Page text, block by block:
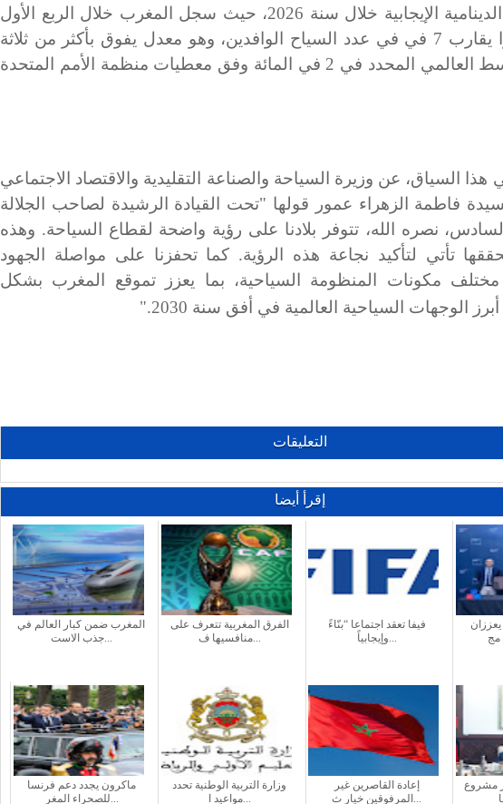
وتتواصل هذه الدينامية الإيجابية خلال سنة 2026، حيث سجل المغرب خلال الربع الأول
من السنة نموا يقارب 7 في في عدد السياح الوافدين، وهو معدل يفوق بأكثر من ثلاثة
أضعاف المتوسط العالمي المحدد في 2 في المائة وفق معطيات منظمة الأمم المتحدة
هذا السياق، عن وزيرة السياحة والصناعة التقليدية والاقتصاد الاجتماعي
فاطمة الزهراء عمور قولها "تحت القيادة الرشيدة لصاحب الجلالة
نصره الله، تتوفر بلادنا على رؤية واضحة لقطاع السياحة. وهذه
نحققها تأتي لتأكيد نجاعة هذه الرؤية. كما تحفزنا على مواصلة الجهود
مختلف مكونات المنظومة السياحية، بما يعزز تموقع المغرب بشكل
الوجهات السياحية العالمية في أفق سنة 2030
".
التعليقات
إقرأ أيضا
المغرب ضمن كبار العالم في
جذب الاست...
الفرق المغربية تتعرف على
منافسيها ف...
فيفا تعقد اجتماعا “بنّاءً
وإيجابياً...
ماكرون يجدد دعم فرنسا
للصحراء المغر...
وزارة التربية الوطنية تحدد
مواعيد ا...
إعادة القاصرين غير
المرفوقين خيار ث...
مشروع